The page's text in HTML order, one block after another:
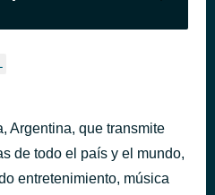
Argentina, que transmite
de todo el país y el mundo,
entretenimiento, música